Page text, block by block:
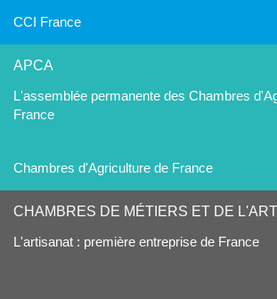
CCI France
APCA
L'assemblée permanente des Chambres
France
Chambres d'Agriculture de France
CHAMBRES DE MÉTIERS ET DE
L'artisanat : première entreprise de France